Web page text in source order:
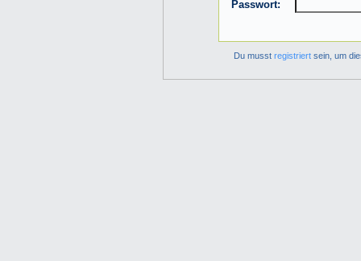
Passwort:
Du musstregistriert sein, um